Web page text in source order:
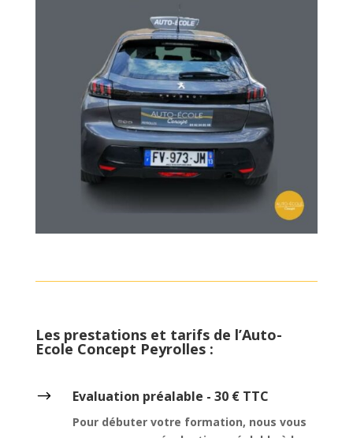
Les prestations et tarifs de l’Auto-
Ecole Concept Peyrolles :
$ Evaluation préalable - 30 € TTC
Pour débuter votre formation, nous vous